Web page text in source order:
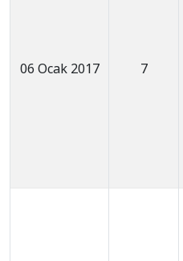
06 Ocak 2017 7